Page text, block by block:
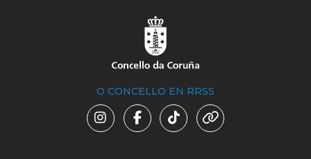
O CONCELLO EN RRSS